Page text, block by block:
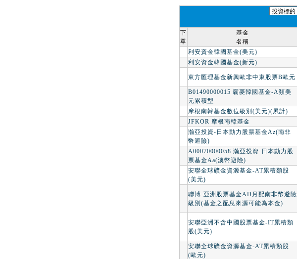
下
單
基金
名稱
利安資金韓國基金(美元)
利安資金韓國基金(新元)
東方匯理基金新興歐非中東股票B歐元
B01490000015 霸菱韓國基金-A類美
元累積型
摩根南韓基金數位級別(美元)(累計)
JFKOR 摩根南韓基金
瀚亞投資-日本動力股票基金Az(南非
幣避險)
A00070000058 瀚亞投資-日本動力股
票基金Aa(澳幣避險)
安聯全球礦金資源基金-AT累積類股
(美元)
聯博-亞洲股票基金AD月配南非幣避險
級別(基金之配息來源可能為本金)
安聯亞洲不含中國股票基金-IT累積類
股(美元)
安聯全球礦金資源基金-AT累積類股
(歐元)